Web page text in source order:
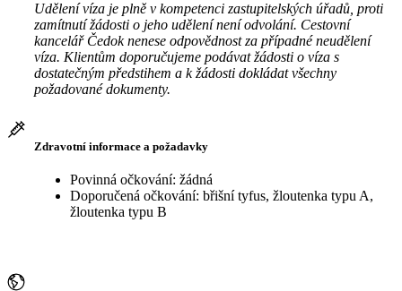
Udělení víza je plně v kompetenci zastupitelských úřadů, proti
zamítnutí žádosti o jeho udělení není odvolání. Cestovní
kancelář Čedok nenese odpovědnost za případné neudělení
víza. Klientům doporučujeme podávat žádosti o víza s
dostatečným předstihem a k žádosti dokládat všechny
požadované dokumenty.
Zdravotní informace a požadavky
Povinná očkování: žádná
Doporučená očkování: břišní tyfus, žloutenka typu A,
žloutenka typu B